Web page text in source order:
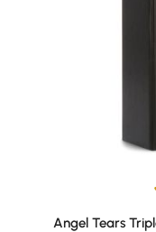
Durchschnittliche
Angel Tears